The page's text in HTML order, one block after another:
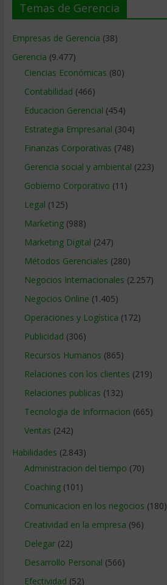
Temas de Gerencia
Empresas de Gerencia (38)
Gerencia (9.477)
Ciencias Económicas (80)
Contabilidad (466)
Educacion Gerencial (454)
Estrategia Empresarial (304)
Finanzas Corporativas (748)
Gerencia social y ambiental (223)
Gobierno Corporativo (11)
Legal (125)
Marketing(988)
Marketing Digital (247)
Métodos Gerenciales (280)
Negocios Internacionales (2.257)
Negocios Online (1.405)
Operaciones y Logística (172)
Publicidad (306)
Recursos Humanos (865)
Relaciones con los clientes (219)
Relaciones publicas (132)
Tecnologia de Informacion (665)
Ventas (242)
Habilidades (2.843)
Administracion del tiempo (70)
Coaching(101)
Comunicacion en los negocios (180)
Creatividad en la empresa (96)
Delegar(22)
Desarrollo Personal (566)
Efectividad (52)